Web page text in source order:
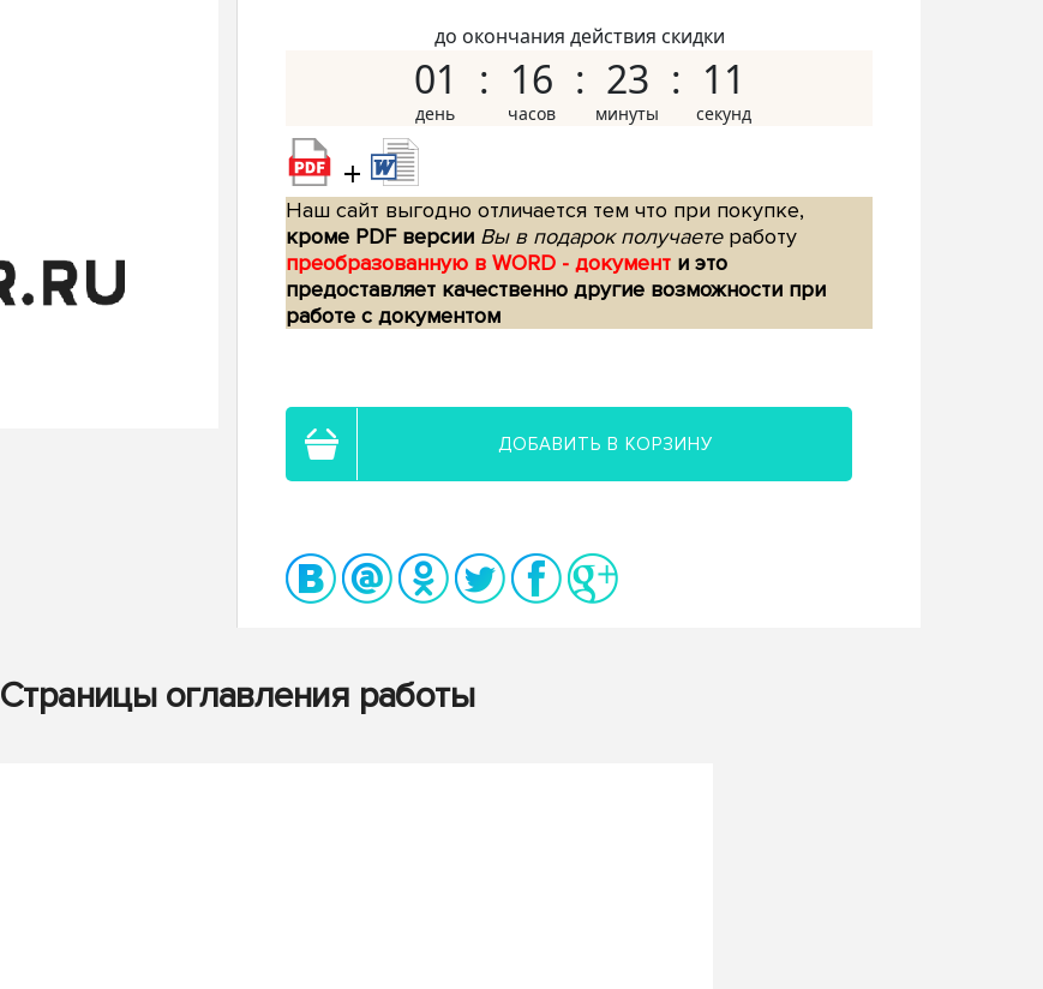
до окончания действия скидки
01 16 23 10
+
Наш сайт выгодно отличается тем что при покупке,
кроме PDF версии Вы в подарок получаетеработу
преобразованную в WORD - документ и это
предоставляет качественно другие возможности при
работе с документом
ДОБАВИТЬ В КОРЗИНУ
Страницы оглавления работы